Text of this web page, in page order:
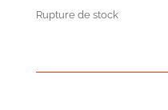
Rupture de stock